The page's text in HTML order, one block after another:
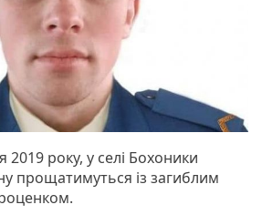
2019 року, у селі Бохоники
прощатимуться із загиблим